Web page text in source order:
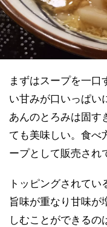
まずはスープを一口
い甘みが口いっぱい
あんのとろみは固す
ても美味しい。食べ
ープとして販売され
トッピングされて
旨味が重なり甘味が
しむことができるの